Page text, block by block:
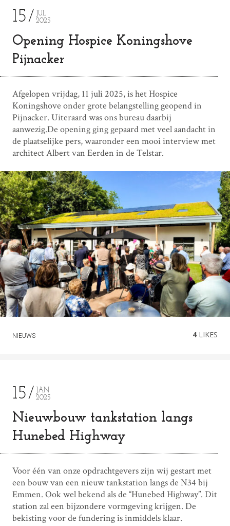
15
JUL
2025
Opening Hospice Koningshove
Pijnacker
Afgelopen vrijdag, 11 juli 2025, is het Hospice
Koningshove onder grote belangstelling geopend in
Pijnacker. Uiteraard was ons bureau daarbij
aanwezig.De opening ging gepaard met veel aandacht in
de plaatselijke pers, waaronder een mooi interview met
architect Albert van Eerden in de Telstar.
NIEUWS 4LIKES
15
JAN
2025
Nieuwbouw tankstation langs
Hunebed Highway
Voor één van onze opdrachtgevers zijn wij gestart met
een bouw van een nieuw tankstation langs de N34 bij
Emmen. Ook wel bekend als de “Hunebed Highway”. Dit
station zal een bijzondere vormgeving krijgen. De
bekisting voor de fundering is inmiddels klaar.